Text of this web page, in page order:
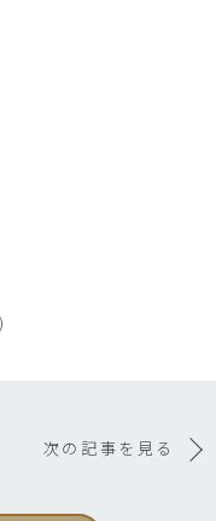
次の記事を見る